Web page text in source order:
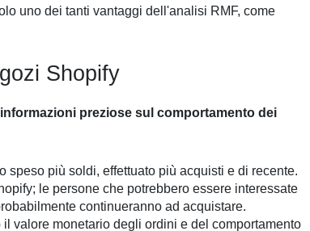
uno dei tanti vantaggi dell'analisi RMF, come
Shopify
informazioni preziose sul comportamento dei
speso più soldi, effettuato più acquisti e di recente.
le persone che potrebbero essere interessate
continueranno ad acquistare.
valore monetario degli ordini e del comportamento